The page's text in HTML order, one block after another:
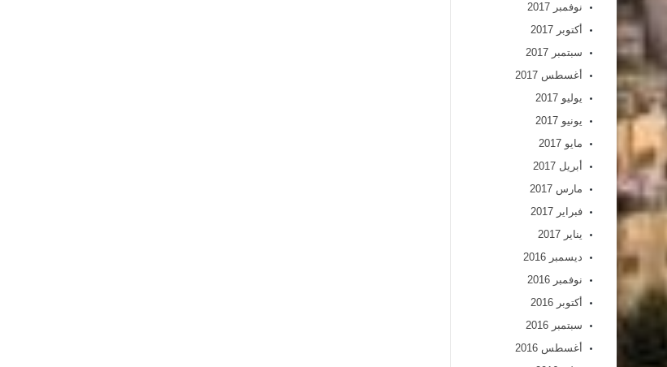
نوفمبر 2017
أكتوبر 2017
سبتمبر 2017
أغسطس 2017
يوليو 2017
يونيو 2017
مايو 2017
أبريل 2017
مارس 2017
فبراير 2017
يناير 2017
ديسمبر 2016
نوفمبر 2016
أكتوبر 2016
سبتمبر 2016
أغسطس 2016